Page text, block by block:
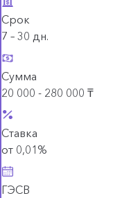
Срок
7 – 30 дн.
Сумма
20 000 - 280 000 ₸
Ставка
от 0,01%
ГЭСВ